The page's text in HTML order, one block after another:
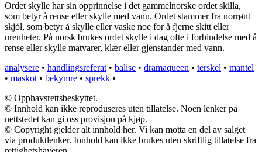
Ordet skylle har sin opprinnelse i det gammelnorske ordet skilla,
som betyr å rense eller skylle med vann. Ordet stammer fra norrønt
skjól, som betyr å skylle eller vaske noe for å fjerne skitt eller
urenheter. På norsk brukes ordet skylle i dag ofte i forbindelse med å
rense eller skylle matvarer, klær eller gjenstander med vann.
analysere • handlingsreferat • balise • dramaqueen • terskel • mantel
• maskot • bekymre • sprekk •
© Opphavsrettsbeskyttet.
© Innhold kan ikke reproduseres uten tillatelse. Noen lenker på
nettstedet kan gi oss provisjon på kjøp.
© Copyright gjelder alt innhold her. Vi kan motta en del av salget
via produktlenker. Innhold kan ikke brukes uten skriftlig tillatelse fra